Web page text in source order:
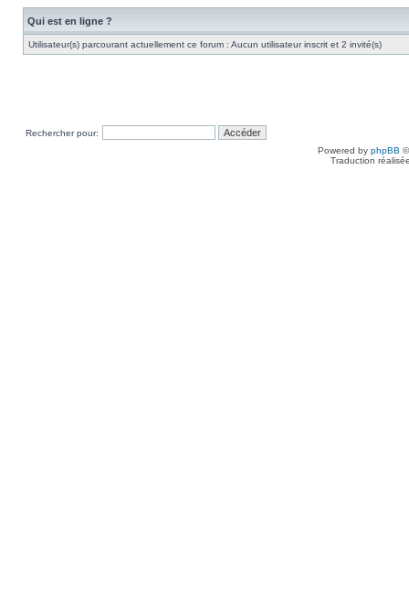
Qui est en ligne ?
Utilisateur(s) parcourant actuellement ce forum : Aucun utilisateur inscrit et 2 invité(s)
Rechercher pour:
Powered by phpBB
Traduction